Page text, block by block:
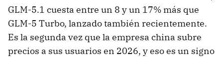
GLM-5.1 cuesta entre un 8 y un 17% más que
GLM-5 Turbo, lanzado también recientemente.
Es la segunda vez que la empresa china subre
precios a sus usuarios en 2026, y eso es un signo